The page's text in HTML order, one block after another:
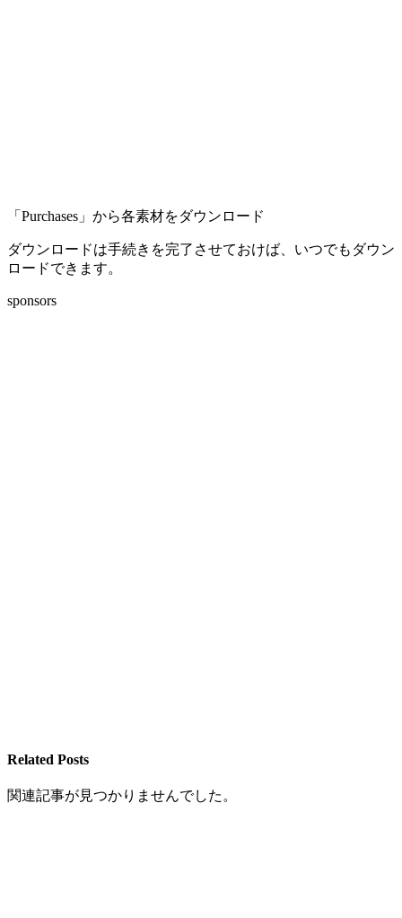
「Purchases」から各素材をダウンロード
ダウンロードは手続きを完了させておけば、いつでもダウン
ロードできます。
sponsors
Related Posts
関連記事が見つかりませんでした。